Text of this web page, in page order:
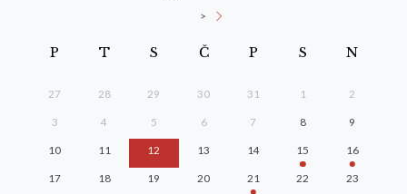
>
P T S Č P S N
27 28 29 30 31 1 2
3 4 5 6 7 8 9
10 11 12 13 14 15 16
17 18 19 20 21 22 23